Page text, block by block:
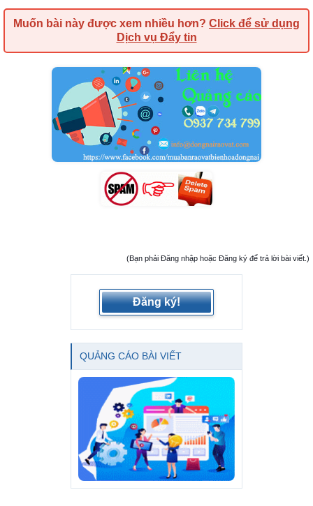
Muốn bài này được xem nhiều hơn? Click để sử dụng
Dịch vụ Đẩy tin
(Bạn phải Đăng nhập hoặc Đăng ký để trả lời bài viết.)
Đăng ký!
QUẢNG CÁO BÀI VIẾT